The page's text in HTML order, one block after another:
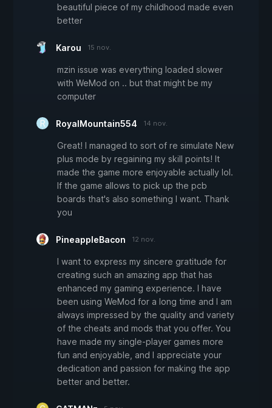
beautiful piece of my childhood made even
better
Karou 15 nov.
mzin issue was everything loaded slower
with WeMod on .. but that might be my
computer
RoyalMountain554 14 nov.
Great! I managed to sort of re simulate New
plus mode by regaining my skill points! It
made the game more enjoyable actually lol.
If the game allows to pick up the pcb
boards that's also something I want. Thank
you
PineappleBacon 12 nov.
I want to express my sincere gratitude for
creating such an amazing app that has
enhanced my gaming experience. I have
been using WeMod for a long time and I am
always impressed by the quality and variety
of the cheats and mods that you offer. You
have made my single-player games more
fun and enjoyable, and I appreciate your
dedication and passion for making the app
better and better.